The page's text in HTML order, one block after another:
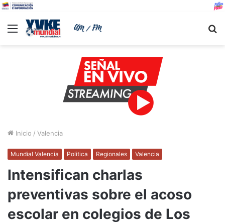
Menu
Inicio / Valencia
Mundial Valencia Politica Regionales Valencia
Intensifican charlas
preventivas sobre el acoso
escolar en colegios de Los